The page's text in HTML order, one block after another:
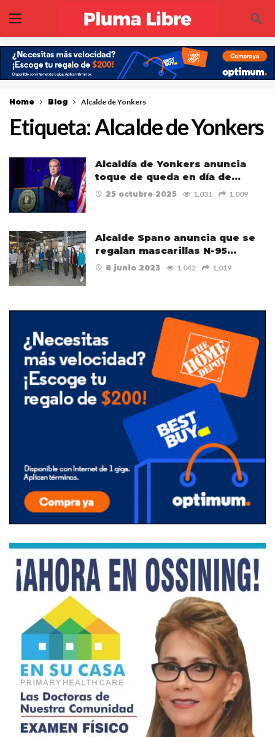
Home Blog Alcalde de Yonkers
Etiqueta:Alcalde de Yonkers
Alcaldía de Yonkers anuncia
toque de queda en día de…
25 octubre 2025 1,031 1,009
Alcalde Spano anuncia que se
regalan mascarillas N-95…
8 junio 2023 1,042 1,019